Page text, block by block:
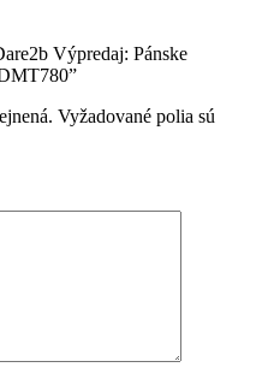
Výpredaj: Pánske
Vyžadované polia sú